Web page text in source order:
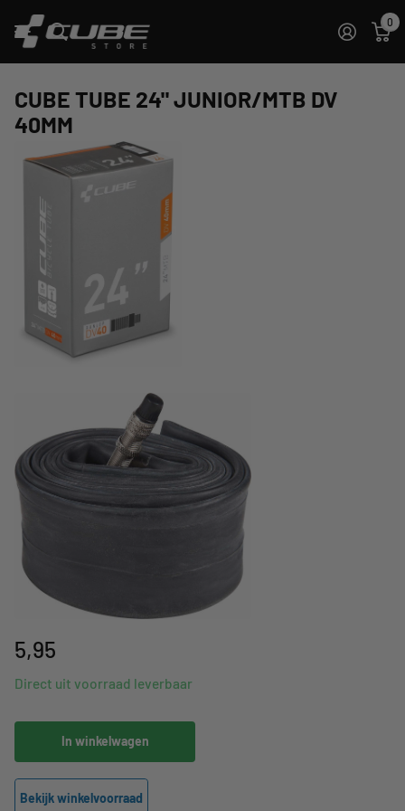
0
CUBE TUBE 24" JUNIOR/MTB DV
40MM
5,95
Direct uit voorraad leverbaar
In winkelwagen
Bekijk winkelvoorraad